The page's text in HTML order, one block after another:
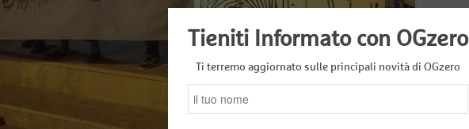
Tieniti Informato con OGzero
Ti terremo aggiornato sulle principali novità di OGzero